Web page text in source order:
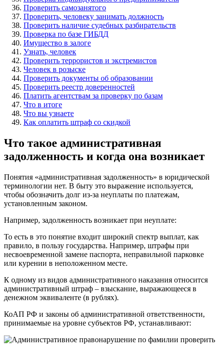
Проверить самозанятого
Проверить, человеку занимать должность
Проверить наличие судебных разбирательств
Проверка по базе ГИБДД
Имущество в залоге
Узнать, человек
Проверить террористов и экстремистов
Человек в розыске
Проверить документы об образовании
Проверить реестр доверенностей
Платить агентствам за проверку по базам
Что в итоге
Что вы узнаете
Как оплатить штраф со скидкой
Что такое административная
задолженность и когда она возникает
Понятия «административная задолженность» в юридической
терминологии нет. В быту это выражение используется,
чтобы обозначить долг из-за неуплаты по платежам,
установленным законом.
Например, задолженность возникает при неуплате:
То есть в это понятие входит широкий спектр выплат, как
правило, в пользу государства. Например, штрафы при
несвоевременной замене паспорта, неправильной парковке
или курении в неположенном месте.
К одному из видов административного наказания относится
административный штраф – взыскание, выражающееся в
денежном эквиваленте (в рублях).
КоАП РФ и законы об административной ответственности,
принимаемые на уровне субъектов РФ, устанавливают: